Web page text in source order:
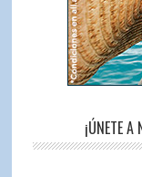
¡ÚNETE A